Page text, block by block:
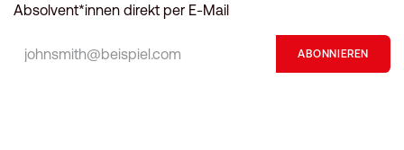
Absolvent*innen direkt per E-Mail
ABONNIEREN